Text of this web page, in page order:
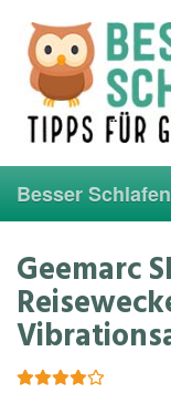
main
content
Besser Schlafen
Geemarc